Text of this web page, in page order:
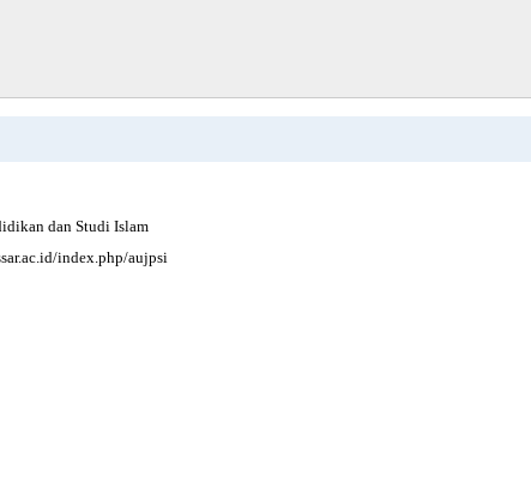
dan Studi Islam
index.php/aujpsi